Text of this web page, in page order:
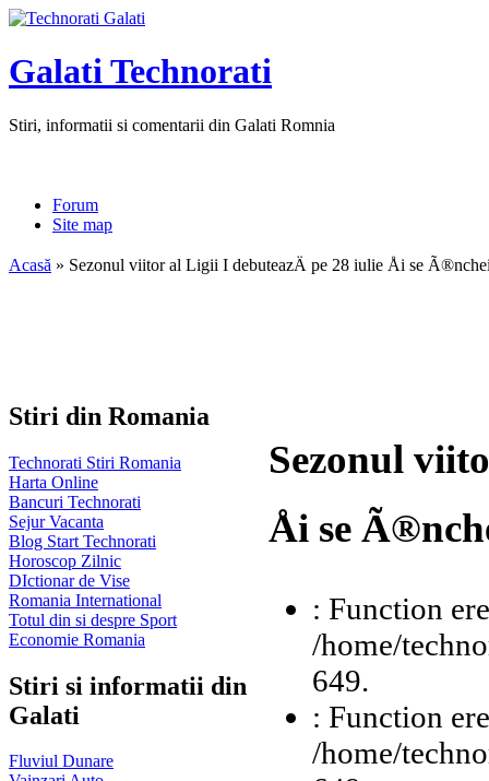
Galati Technorati
Stiri, informatii si comentarii din Galati Romnia
Forum
Site map
Acasă » Sezonul viitor al Ligii I debuteazÄ pe 28 iulie Åi se
Stiri din Romania
Technorati Stiri Romania
Harta Online
Bancuri Technorati
Sejur Vacanta
Blog Start Technorati
Horoscop Zilnic
DIctionar de Vise
Romania International
Totul din si despre Sport
Economie Romania
Stiri si informatii din
Galati
Fluviul Dunare
Sezonul
Åi se
: Function
/home/
649.
: Function
/home/